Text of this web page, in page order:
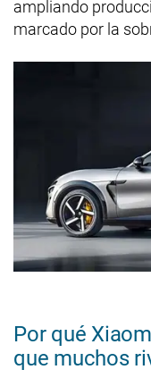
ampliando
marcado por la
Por qué
que muchos